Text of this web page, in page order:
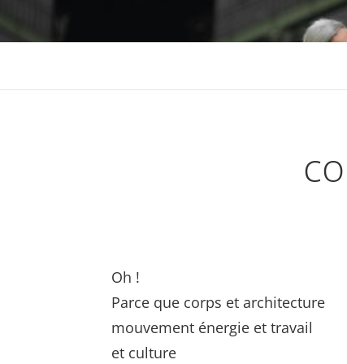
Oh !
Parce que corps et architecture
mouvement énergie et travail
et culture